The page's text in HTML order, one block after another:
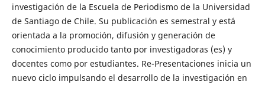
investigación de la Escuela de Periodismo de la Universidad
de Santiago de Chile. Su publicación es semestral y está
orientada a la promoción, difusión y generación de
conocimiento producido tanto por investigadoras (es) y
docentes como por estudiantes. Re-Presentaciones inicia un
nuevo ciclo impulsando el desarrollo de la investigación en